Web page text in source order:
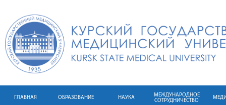
ГЛАВНАЯ ОБРАЗОВАНИЕ НАУКА
МЕЖДУНАРОДНОЕ
СОТРУДНИЧЕСТВО